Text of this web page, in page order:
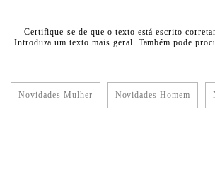
Certifique-se de que o texto está escrito
Introduza um texto mais geral. Também pode
Novidades Mulher Novidades Homem